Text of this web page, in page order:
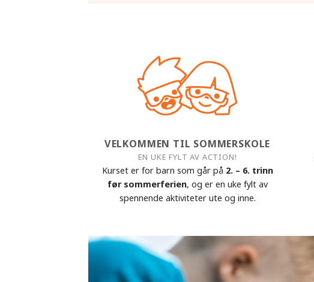
VELKOMMEN TIL SOMMERSKOLE
EN UKE FYLT AV ACTION!
Kurset er for barn som går på 2. – 6. trinn
før sommerferien, og er en uke fylt av
spennende aktiviteter ute og inne.